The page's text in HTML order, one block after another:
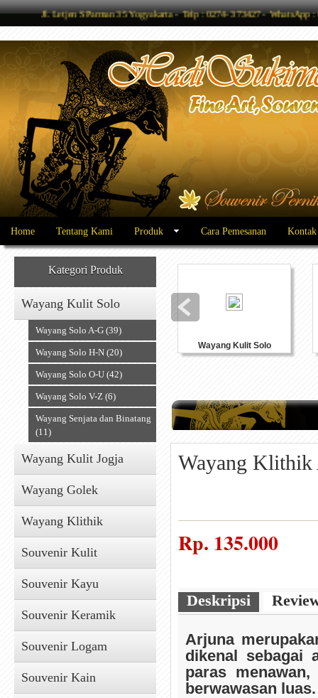
Jl. Letjen S Parman 35 Yogyakarta - Telp : 0274- 373427 -
Home Tentang Kami Produk Cara Pemesanan
Kategori Produk
Wayang Kulit Solo
Wayang Solo A-G (39)
Wayang Solo H-N (20)
Wayang Solo O-U (42)
Wayang Solo V-Z (6)
Wayang Senjata dan Binatang
(11)
Wayang Kulit Jogja
Wayang Golek
Wayang Klithik
Souvenir Kulit
Souvenir Kayu
Souvenir Keramik
Souvenir Logam
Souvenir Kain
Wayang Kulit Solo
Wayang
Rp. 135.000
Deskripsi
Arjuna
dikenal sebagai
paras
berwawasan luas.